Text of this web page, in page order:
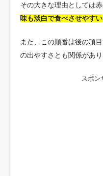
その大きな理由としては
味も淡白で食べさせやすい
また、この順番は後の項
の出やすさとも関係があり
スポン